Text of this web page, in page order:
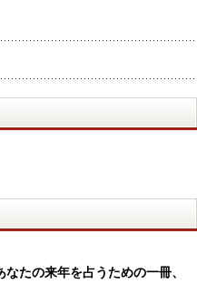
たの来年を占うための一冊、